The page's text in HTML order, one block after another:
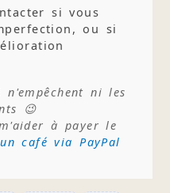
si vous
ou si
ni les
😉
à payer le
café via PayPal